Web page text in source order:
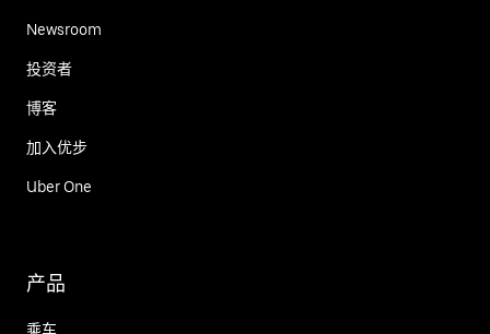
Newsroom
投资者
博客
加入优步
Uber One
产品
乘车